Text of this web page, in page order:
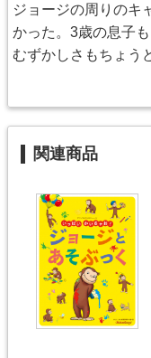
ジョージの周りのキ
かった。3歳の息子
むずかしさもちょう
関連商品